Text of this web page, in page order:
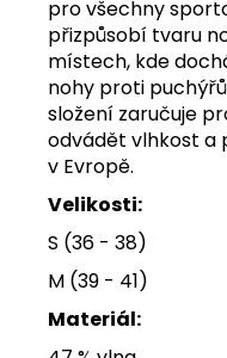
pro všechny
přizpůsobí tvaru
místech, kde
nohy proti
složení zaručuje
odvádět vlhkost a
v Evropě.
Velikosti:
S (36 - 38)
M (39 - 41)
Materiál: